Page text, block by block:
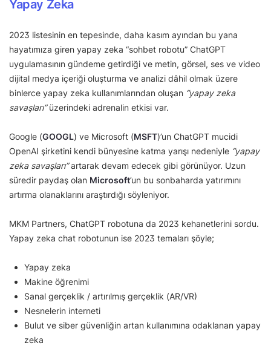
Yapay Zeka
2023 listesinin en tepesinde, daha kasım ayından bu yana
hayatımıza giren yapay zeka “sohbet robotu” ChatGPT
uygulamasının gündeme getirdiği ve metin, görsel, ses ve video
dijital medya içeriği oluşturma ve analizi dâhil olmak üzere
binlerce yapay zeka kullanımlarından oluşan “yapay zeka
savaşları”üzerindeki adrenalin etkisi var.
Google (GOOGL) ve Microsoft (MSFT)’un ChatGPT mucidi
OpenAI şirketini kendi bünyesine katma yarışı nedeniyle “yapay
zeka savaşları”artarak devam edecek gibi görünüyor. Uzun
süredir paydaş olan Microsoft’un bu sonbaharda yatırımını
artırma olanaklarını araştırdığı söyleniyor.
MKM Partners, ChatGPT robotuna da 2023 kehanetlerini sordu.
Yapay zeka chat robotunun ise 2023 temaları şöyle;
Yapay zeka
Makine öğrenimi
Sanal gerçeklik / artırılmış gerçeklik (AR/VR)
Nesnelerin interneti
Bulut ve siber güvenliğin artan kullanımına odaklanan yapay
zeka